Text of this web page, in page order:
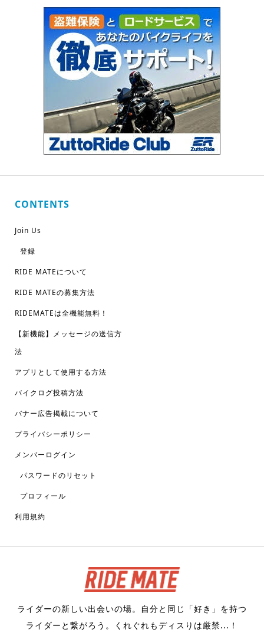
CONTENTS
Join Us
登録
RIDE MATEについて
RIDE MATEの募集方法
RIDEMATEは全機能無料！
【新機能】メッセージの送信方
法
アプリとして使用する方法
バイクログ投稿方法
バナー広告掲載について
プライバシーポリシー
メンバーログイン
パスワードのリセット
プロフィール
利用規約
ライダーの新しい出会いの場。自分と同じ「好き」を持つ
ライダーと繋がろう。くれぐれもディスりは厳禁...！